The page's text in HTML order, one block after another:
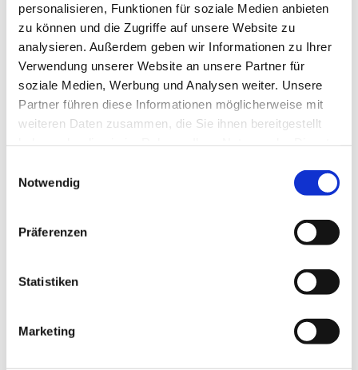
personalisieren, Funktionen für soziale Medien anbieten
zu können und die Zugriffe auf unsere Website zu
analysieren. Außerdem geben wir Informationen zu Ihrer
Verwendung unserer Website an unsere Partner für
soziale Medien, Werbung und Analysen weiter. Unsere
Partner führen diese Informationen möglicherweise mit
weiteren Daten zusammen, die Sie ihnen bereitgestellt
Notwendig
Präferenzen
Statistiken
Marketing
Schaftrohr
Produktdetails